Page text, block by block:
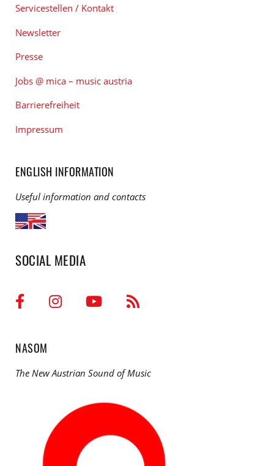
Servicestellen / Kontakt
Newsletter
Presse
Jobs @ mica – music austria
Barrierefreiheit
Impressum
ENGLISH INFORMATION
Useful information and contacts
SOCIAL MEDIA
NASOM
The New Austrian Sound of Music